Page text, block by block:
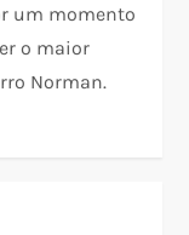
um momento
o maior
Norman.